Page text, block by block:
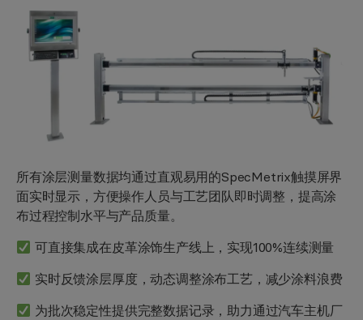
所有涂层测量数据均通过直观易用的SpecMetrix触摸屏界
面实时显示，方便操作人员与工艺团队即时调整，提高涂
布过程控制水平与产品质量。
可直接集成在皮革涂饰生产线上，实现100%连续测量
实时反馈涂层厚度，动态调整涂布工艺，减少涂料浪费
为批次稳定性提供完整数据记录，助力通过汽车主机厂